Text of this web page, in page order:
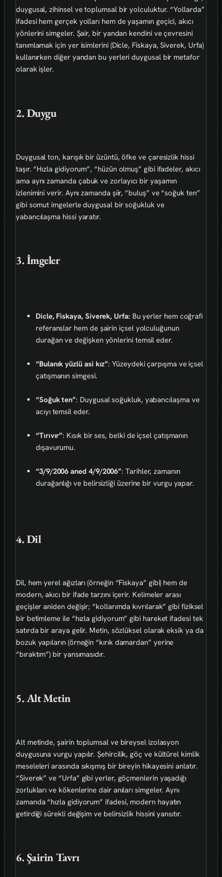
duygusal, zihinsel ve toplumsal bir yolculuktur. “Yollarda”
ifadesi hem gerçek yolları hem de yaşamın geçici, akıcı
yönlerini simgeler. Şair, bir yandan kendini ve çevresini
tanımlamak için yer isimlerini (Dicle, Fiskaya, Siverek, Urfa)
kullanırken diğer yandan bu yerleri duygusal bir metafor
olarak işler.
2. Duygu
Duygusal ton, karışık bir üzüntü, öfke ve çaresizlik hissi
taşır. “Hızla gidiyorum”, “hüzün olmuş” gibi ifadeler, akıcı
ama aynı zamanda çabuk ve zorlayıcı bir yaşamın
izlenimini verir. Aynı zamanda şiir, “buluş” ve “soğuk ten”
gibi somut imgelerle duygusal bir soğukluk ve
yabancılaşma hissi yaratır.
3. İmgeler
Dicle, Fiskaya, Siverek, Urfa: Bu yerler hem coğrafi
referanslar hem de şairin içsel yolculuğunun
durağan ve değişken yönlerini temsil eder.
“Bulanık yüzlü asi kız”: Yüzeydeki çarpışma ve içsel
çatışmanın simgesi.
“Soğuk ten”: Duygusal soğukluk, yabancılaşma ve
acıyı temsil eder.
“Tırıvır”: Kısık bir ses, belki de içsel çatışmanın
dışavurumu.
“3/9/2006 aned 4/9/2006”: Tarihler, zamanın
durağanlığı ve belirsizliği üzerine bir vurgu yapar.
4. Dil
Dil, hem yerel ağızları (örneğin “Fiskaya” gibi) hem de
modern, akıcı bir ifade tarzını içerir. Kelimeler arası
geçişler aniden değişir; “kollarımda kıvrılarak” gibi fiziksel
bir betimleme ile “hızla gidiyorum” gibi hareket ifadesi tek
satırda bir araya gelir. Metin, sözlüksel olarak eksik ya da
bozuk yapıların (örneğin “kırık damardan” yerine
“bıraktım”) bir yansımasıdır.
5. Alt Metin
Alt metinde, şairin toplumsal ve bireysel izolasyon
duygusuna vurgu yapılır. Şehircilik, göç ve kültürel kimlik
meseleleri arasında sıkışmış bir bireyin hikayesini anlatır.
“Siverek” ve “Urfa” gibi yerler, göçmenlerin yaşadığı
zorlukları ve kökenlerine dair anıları simgeler. Aynı
zamanda “hızla gidiyorum” ifadesi, modern hayatın
getirdiği sürekli değişim ve belirsizlik hissini yansıtır.
6. Şairin Tavrı